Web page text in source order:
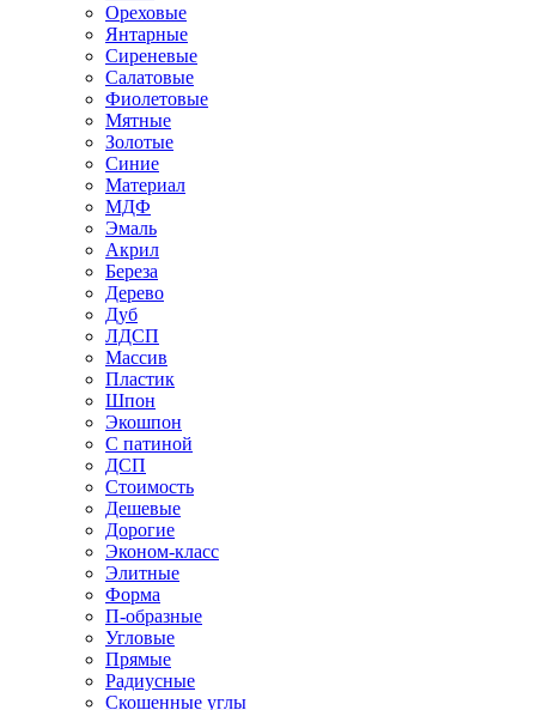
Ореховые
Янтарные
Сиреневые
Салатовые
Фиолетовые
Мятные
Золотые
Синие
Материал
МДФ
Эмаль
Акрил
Береза
Дерево
Дуб
ЛДСП
Массив
Пластик
Шпон
Экошпон
С патиной
ДСП
Стоимость
Дешевые
Дорогие
Эконом-класс
Элитные
Форма
П-образные
Угловые
Прямые
Радиусные
Скошенные углы